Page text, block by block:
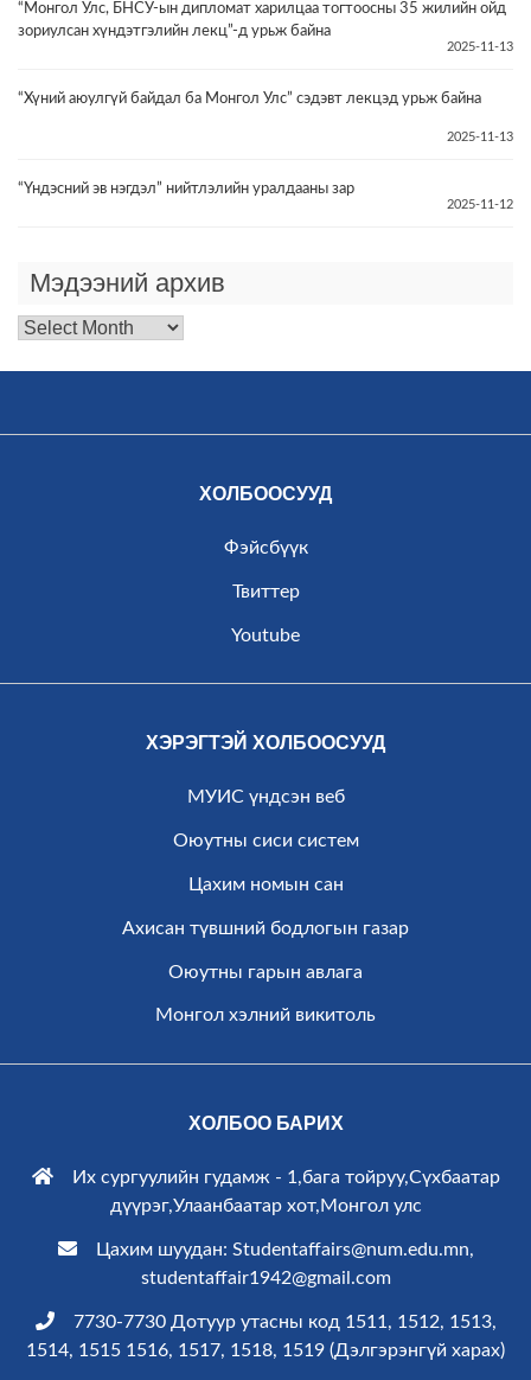
“Монгол Улс, БНСУ-ын дипломат харилцаа тогтоосны 35 жилийн ойд
зориулсан хүндэтгэлийн лекц”-д урьж байна
2025-11-13
“Хүний аюулгүй байдал ба Монгол Улс” сэдэвт лекцэд урьж байна
2025-11-13
“Үндэсний эв нэгдэл” нийтлэлийн уралдааны зар
2025-11-12
Мэдээний архив
Мэдээний
ХОЛБООСУУД
Фэйсбүүк
Твиттер
Youtube
ХЭРЭГТЭЙ ХОЛБООСУУД
МУИС үндсэн веб
Оюутны сиси систем
Цахим номын сан
Ахисан түвшний бодлогын газар
Оюутны гарын авлага
Монгол хэлний викитоль
ХОЛБОО БАРИХ
Их сургуулийн гудамж - 1,бага тойруу,Сүхбаатар
дүүрэг,Улаанбаатар хот,Монгол улс
Цахим шуудан: Studentaffairs@num.edu.mn,
studentaffair1942@gmail.com
7730-7730 Дотуур утасны код 1511, 1512, 1513,
1514, 1515 1516, 1517, 1518, 1519 (Дэлгэрэнгүй харах)